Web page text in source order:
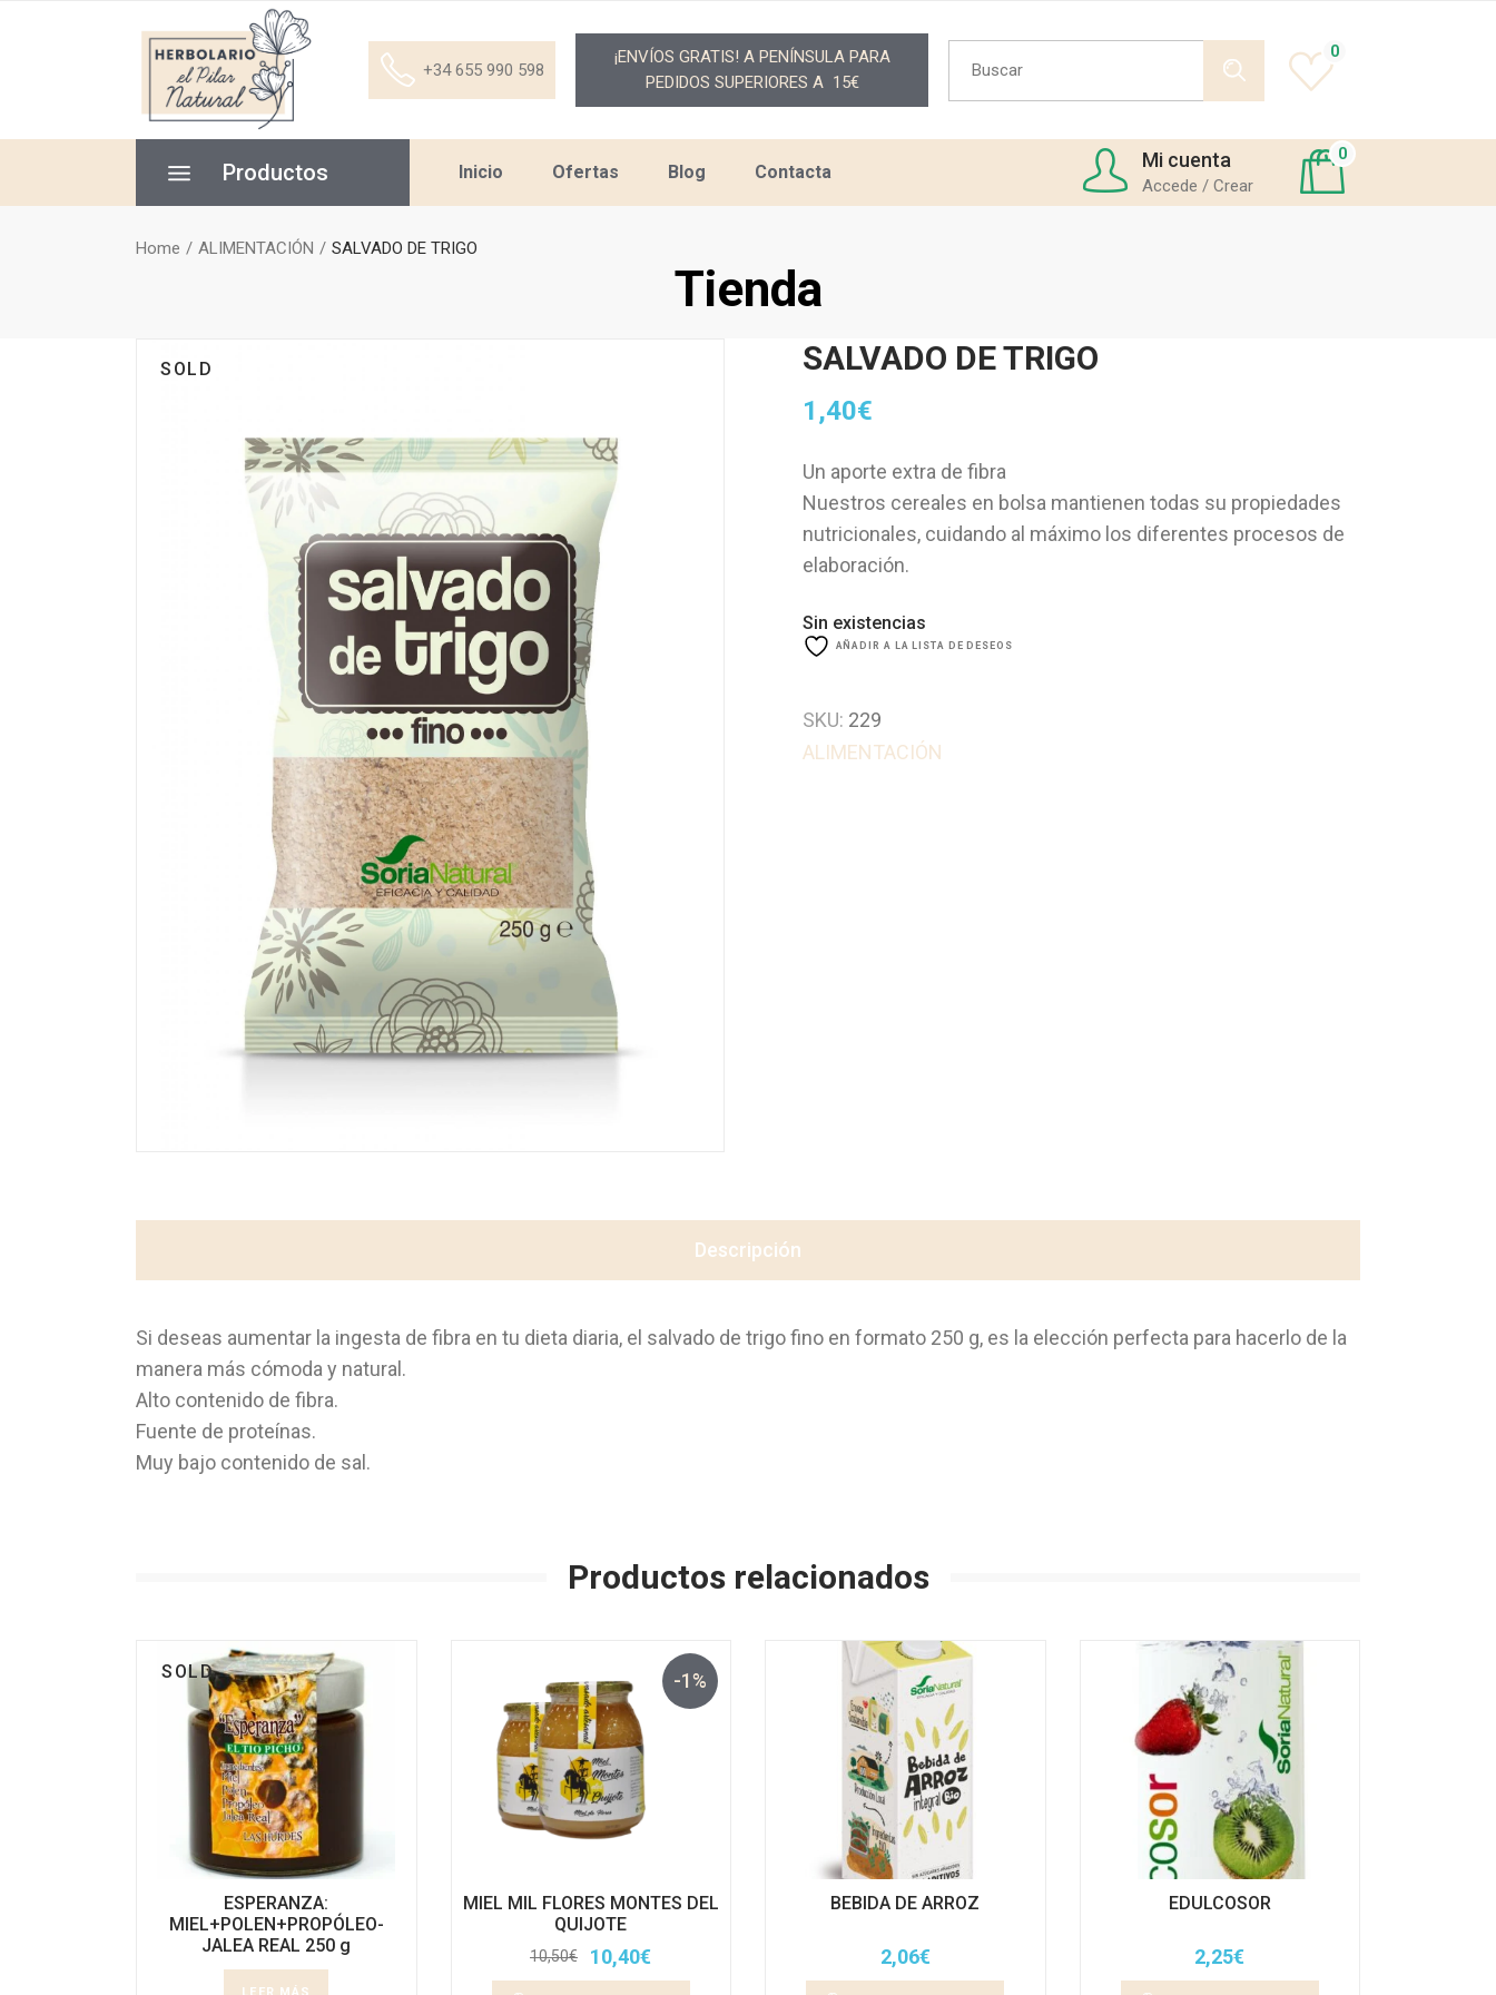
+34 655 990 598
¡ENVÍOS GRATIS! A PENÍNSULA PARA
PEDIDOS SUPERIORES A 15€
Search
for:
0
Productos Inicio Ofertas Blog Contacta
Mi cuenta
Accede / Crear
0
Tienda
Home ALIMENTACIÓN SALVADO DE TRIGO
SOLD SALVADO DE TRIGO
1,40€
Un aporte extra de fibra
Nuestros cereales en bolsa mantienen todas su propiedades
nutricionales, cuidando al máximo los diferentes procesos de
elaboración.
Sin existencias
AÑADIR A LA LISTA DE DESEOS
SKU: 229
ALIMENTACIÓN
Descripción
Si deseas aumentar la ingesta de fibra en tu dieta diaria, el salvado de trigo fino en formato 250 g, es la elección perfecta para hacerlo de la
manera más cómoda y natural.
Alto contenido de fibra.
Fuente de proteínas.
Muy bajo contenido de sal.
Productos relacionados
SOLD
ESPERANZA:
MIEL+POLEN+PROPÓLEO-
JALEA REAL 250 g
-1%
MIEL MIL FLORES MONTES DEL
QUIJOTE
10,50€
El
precio
10,40€
El
precio
BEBIDA DE ARROZ
2,06€
EDULCOSOR
2,25€